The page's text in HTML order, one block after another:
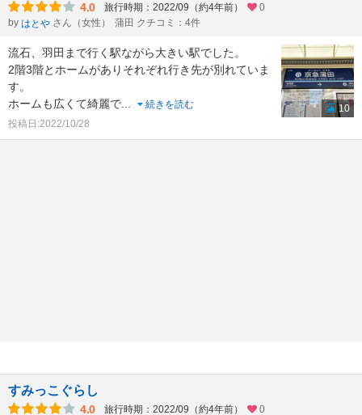
4.0 旅行時期：2022/09（約4年前）
0
by はとや さん（女性） 蒲田 クチコミ：4件
流石、羽田まで行く駅ながら大きい駅でした。
2階3階とホームがありそれぞれ行き先が別れていま
す。
ホームも広くて綺麗で
続きを読む
投稿日:2022/10/28
10
すみっこぐらし
4.0 旅行時期：2022/09（約4年前） 0